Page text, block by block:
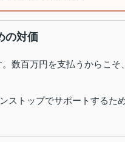
の対価
数百万円を支払うからこ
ストップでサポートするた